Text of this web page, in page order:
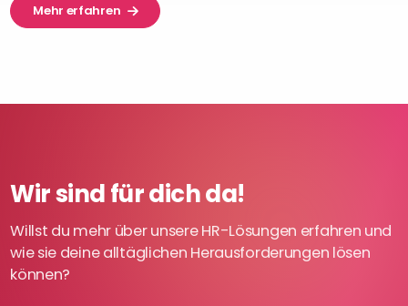
Mehr erfahren
Wir sind für dich da!
Willst du mehr über unsere HR-Lösungen erfahren und
wie sie deine alltäglichen Herausforderungen lösen
können?